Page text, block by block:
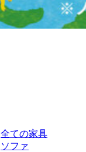
全ての家具
ソファ